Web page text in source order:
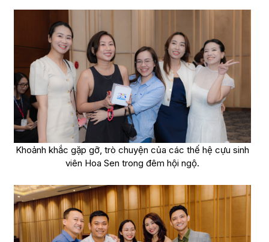
Khoảnh khắc gặp gỡ, trò chuyện của các thế hệ cựu sinh
viên Hoa Sen trong đêm hội ngộ.